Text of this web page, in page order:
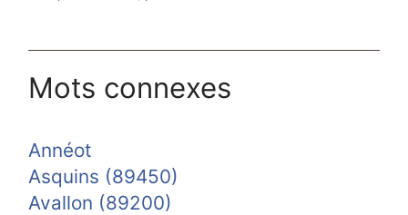
Mots connexes
Annéot
Asquins (89450)
Avallon (89200)